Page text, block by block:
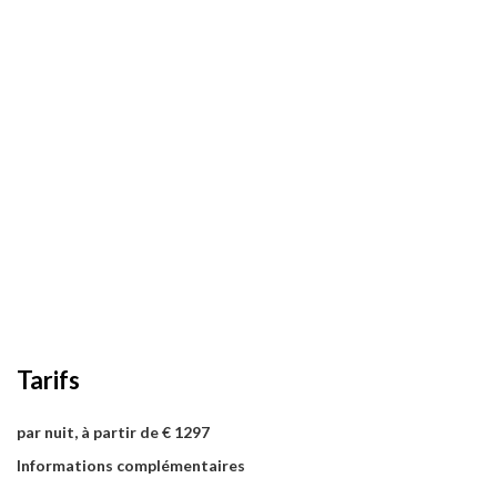
Tarifs
par nuit, à partir de € 1297
Informations complémentaires